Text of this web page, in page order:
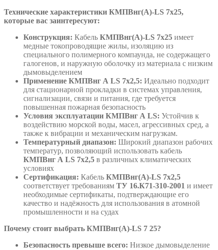
Технические характеристики КМПВнг(А)-LS 7х25,
которые вас заинтересуют:
Конструкция: Кабель КМПВнг(А)-LS 7х25 имеет
медные токопроводящие жилы, изоляцию из
специального полимерного компаунда, не содержащего
галогенов, и наружную оболочку из материала с низким
дымовыделением
Применение КМПВнг А LS 7х2,5: Идеально подходит
для стационарной прокладки в системах управления,
сигнализации, связи и питания, где требуется
повышенная пожарная безопасность
Условия эксплуатации КМПВнг А LS: Устойчив к
воздействию морской воды, масел, агрессивных сред, а
также к вибрации и механическим нагрузкам.
Температурный диапазон: Широкий диапазон рабочих
температур, позволяющий использовать кабель
КМПВнг А LS 7х2,5 в различных климатических
условиях
Сертификация: Кабель КМПВнг(А)-LS 7х2,5
соответствует требованиям ТУ 16.К71-310-2001 и имеет
необходимые сертификаты, подтверждающие его
качество и надёжность для использования в атомной
промышленности и на судах
Почему стоит выбрать КМПВнг(А)-LS 7 25?
Безопасность превыше всего: Низкое дымовыделение